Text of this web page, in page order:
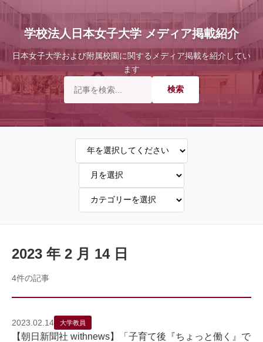
学校法人日本女子大学 メディア掲載紹介
日本女子大学および附属校園に関するメディア掲載を紹介してい
ます
2023 年 2 月 14 日
4件の記事
2023.02.14 大学教員
【朝日新聞社 withnews】「子育て後『ちょっと働く』で